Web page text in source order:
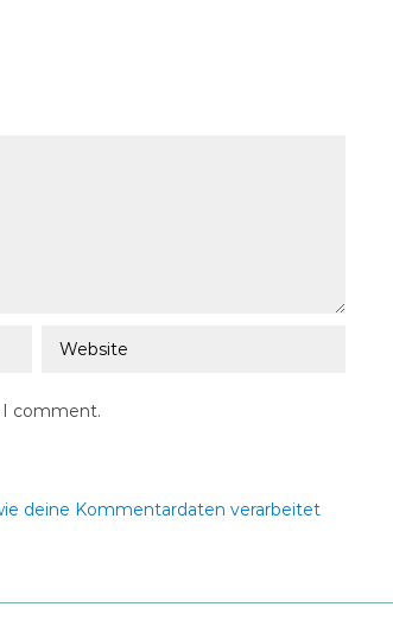
I comment.
deine Kommentardaten verarbeitet